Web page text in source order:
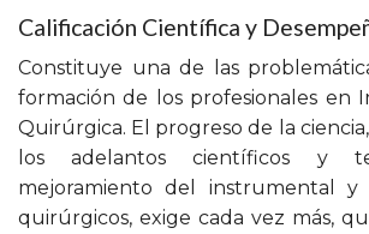
Calificación Científica y
Constituye una de las
formación de los profesionales en
Quirúrgica. El progreso de la
los adelantos científicos y
mejoramiento del instrumental y
quirúrgicos, exige cada vez más,